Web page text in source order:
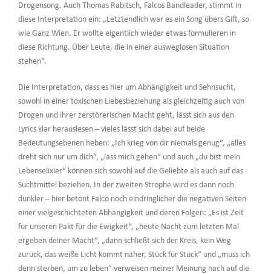
Drogensong. Auch Thomas Rabitsch, Falcos Bandleader, stimmt in
diese Interpretation ein: „Letztendlich war es ein Song übers Gift, so
wie Ganz Wien. Er wollte eigentlich wieder etwas formulieren in
diese Richtung. Über Leute, die in einer ausweglosen Situation
stehen“.
Die Interpretation, dass es hier um Abhängigkeit und Sehnsucht,
sowohl in einer toxischen Liebesbeziehung als gleichzeitig auch von
Drogen und ihrer zerstörerischen Macht geht, lässt sich aus den
Lyrics klar herauslesen – vieles lässt sich dabei auf beide
Bedeutungsebenen heben: „Ich krieg von dir niemals genug“, „alles
dreht sich nur um dich“, „lass mich gehen“ und auch „du bist mein
Lebenselixier“ können sich sowohl auf die Geliebte als auch auf das
Suchtmittel beziehen. In der zweiten Strophe wird es dann noch
dunkler – hier betont Falco noch eindringlicher die negativen Seiten
einer vielgeschichteten Abhängigkeit und deren Folgen: „Es ist Zeit
für unseren Pakt für die Ewigkeit“, „heute Nacht zum letzten Mal
ergeben deiner Macht“, „dann schließt sich der Kreis, kein Weg
zurück, das weiße Licht kommt näher, Stück für Stück“ und „muss ich
denn sterben, um zu leben“ verweisen meiner Meinung nach auf die